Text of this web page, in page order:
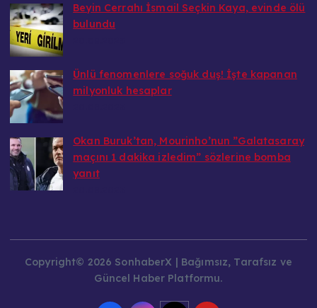
Beyin Cerrahı İsmail Seçkin Kaya, evinde ölü
bulundu
Ünlü fenomenlere soğuk duş! İşte kapanan
milyonluk hesaplar
Okan Buruk’tan, Mourinho’nun ”Galatasaray
maçını 1 dakika izledim” sözlerine bomba
yanıt
Copyright© 2026 SonhaberX | Bağımsız, Tarafsız ve
Güncel Haber Platformu.